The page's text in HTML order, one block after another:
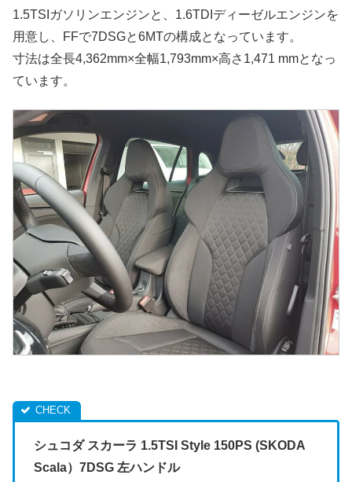
1.5TSIガソリンエンジンと、1.6TDIディーゼルエンジンを
用意し、FFで7DSGと6MTの構成となっています。
寸法は全長4,362mm×全幅1,793mm×高さ1,471 mmとなっ
ています。
シュコダ スカーラ 1.5TSI Style 150PS (SKODA
Scala）7DSG 左ハンドル